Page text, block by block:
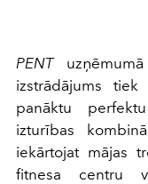
PENTuzņēmumā
izstrādājums
panāktu
izturības
iekārtojat mājas
fitnesa centru